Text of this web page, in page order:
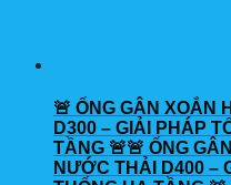
🚨 ỐNG GÂN XOẮN
D300 – GIẢI PHÁP
TẦNG 🚨🚨 ỐNG
NƯỚC THẢI D400 –